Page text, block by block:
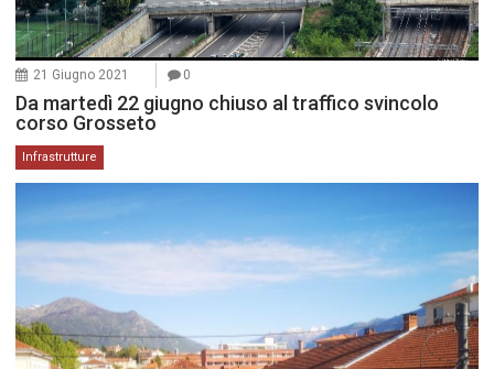
21 Giugno 2021 0
Da martedì 22 giugno chiuso al traffico svincolo
corso Grosseto
Infrastrutture